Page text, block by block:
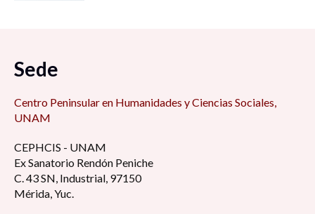
Sede
Centro Peninsular en Humanidades y Ciencias Sociales,
UNAM
CEPHCIS - UNAM
Ex Sanatorio Rendón Peniche
C. 43 SN, Industrial, 97150
Mérida, Yuc.